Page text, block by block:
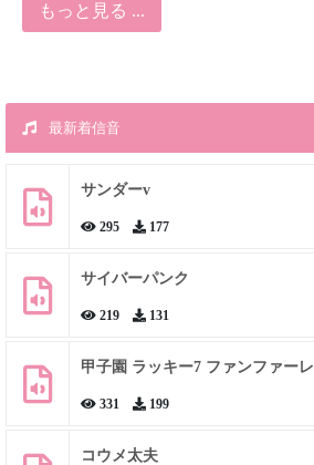
もっと見る ...
最新着信音
サンダーv
295 177
サイバーパンク
219 131
甲子園 ラッキー7 ファンファーレ
331 199
コウメ太夫